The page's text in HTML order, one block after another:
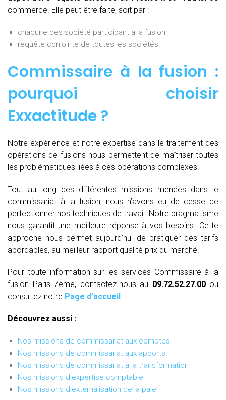
commerce. Elle peut être faite, soit par :
chacune des société participant à la fusion ;
requête conjointe de toutes les sociétés.
Commissaire à la fusion :
pourquoi choisir
Exxactitude ?
Notre expérience et notre expertise dans le traitement des
opérations de fusions nous permettent de maîtriser toutes
les problématiques liées à ces opérations complexes.
Tout au long des différentes missions menées dans le
commissariat à la fusion, nous n’avons eu de cesse de
perfectionner nos techniques de travail. Notre pragmatisme
nous garantit une meilleure réponse à vos besoins. Cette
approche nous permet aujourd’hui de pratiquer des tarifs
abordables, au meilleur rapport qualité prix du marché.
Pour toute information sur les services Commissaire à la
fusion Paris 7ème, contactez-nous au 09.72.52.27.00ou
consultez notre Page d’accueil
Découvrez aussi :
Nos missions de commissariat aux comptes
Nos missions de commissariat aux apports
Nos missions de commissariat à la transformation
Nos missions d'expertise comptable
Nos missions d'externalisation de la paie